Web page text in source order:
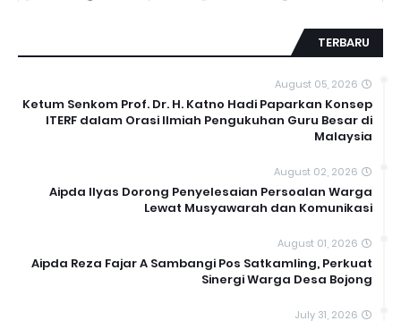
TERBARU
August 05, 2026
Ketum Senkom Prof. Dr. H. Katno Hadi Paparkan Konsep
ITERF dalam Orasi Ilmiah Pengukuhan Guru Besar di
Malaysia
August 02, 2026
Aipda Ilyas Dorong Penyelesaian Persoalan Warga
Lewat Musyawarah dan Komunikasi
August 01, 2026
Aipda Reza Fajar A Sambangi Pos Satkamling, Perkuat
Sinergi Warga Desa Bojong
July 31, 2026